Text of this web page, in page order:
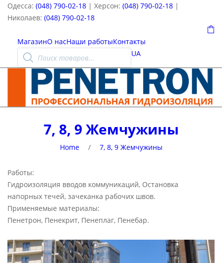
Одесса: (048) 790-02-18 | Херсон: (048) 790-02-18 |
Николаев: (048) 790-02-18
0
МагазинО насНаши работыКонтакты
Поиск
товаров UA
7, 8, 9 Жемчужины
Home / 7, 8, 9 Жемчужины
Работы:
Гидроизоляция вводов коммуникаций, Остановка
напорных течей, зачеканка рабочих швов.
Применяемые материалы:
Пенетрон, Пенекрит, Пенеплаг, Пенебар.